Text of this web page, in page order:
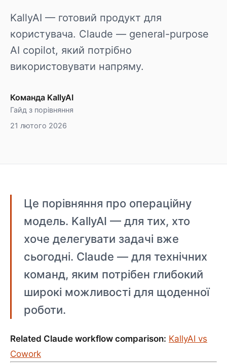
KallyAI — готовий продукт для
користувача. Claude — general-purpose
AI copilot, який потрібно
використовувати напряму.
Команда KallyAI
Гайд з порівняння
21 лютого 2026
Це порівняння про операційну
модель. KallyAI — для тих, хто
хоче делегувати задачі вже
сьогодні. Claude — для технічних
команд, яким потрібен глибокий
широкі можливості для щоденної
роботи.
Related Claude workflow comparison: KallyAI vs
Cowork